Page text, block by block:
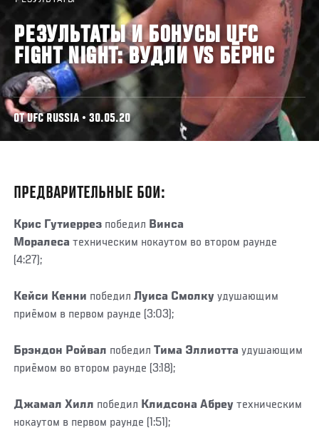
РЕЗУЛЬТАТЫ И БОНУСЫ UFC
FIGHT NIGHT: ВУДЛИ VS БЁРНС
ОТ UFC RUSSIA • 30.05.20
ПРЕДВАРИТЕЛЬНЫЕ БОИ:
Крис Гутиеррез победил Винса
Моралеса техническим нокаутом во втором раунде
(4:27);
Кейси Кенни победилЛуиса Смолку удушающим
приёмом в первом раунде (3:03);
Брэндон Ройвал победилТима Эллиоттаудушающим
приёмом во втором раунде (3:18);
Джамал Хилл победил Клидсона Абреу техническим
нокаутом в первом раунде (1:51);